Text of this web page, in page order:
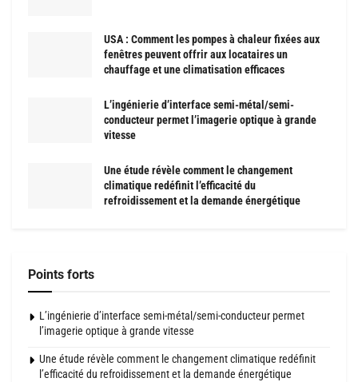
USA : Comment les pompes à chaleur fixées aux
fenêtres peuvent offrir aux locataires un
chauffage et une climatisation efficaces
L’ingénierie d’interface semi-métal/semi-
conducteur permet l’imagerie optique à grande
vitesse
Une étude révèle comment le changement
climatique redéfinit l’efficacité du
refroidissement et la demande énergétique
Points forts
L’ingénierie d’interface semi-métal/semi-conducteur permet
l’imagerie optique à grande vitesse
Une étude révèle comment le changement climatique redéfinit
l’efficacité du refroidissement et la demande énergétique